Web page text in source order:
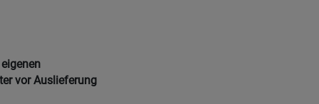
vor Auslieferung